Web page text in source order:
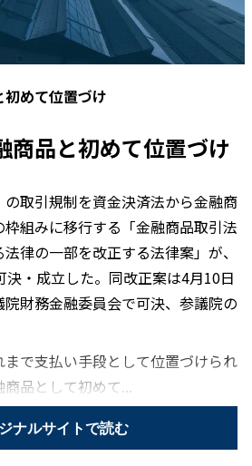
めて位置づけ
商品と初めて位置づけ
取引規制を資金決済法から金融商
組みに移行する「金融商品取引法
律の一部を改正する法律案」が、
・成立した。同改正案は4月10日
財務金融委員会で可決、参議院の
で支払い手段として位置づけられ
品として初めて...
ナルサイトで読む